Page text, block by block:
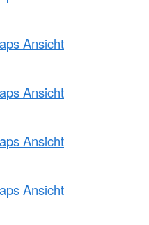
Ansicht
Ansicht
Ansicht
Ansicht